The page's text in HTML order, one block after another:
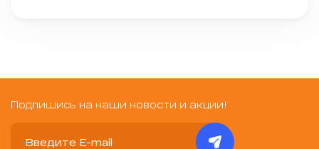
Подпишись на наши новости и акции!